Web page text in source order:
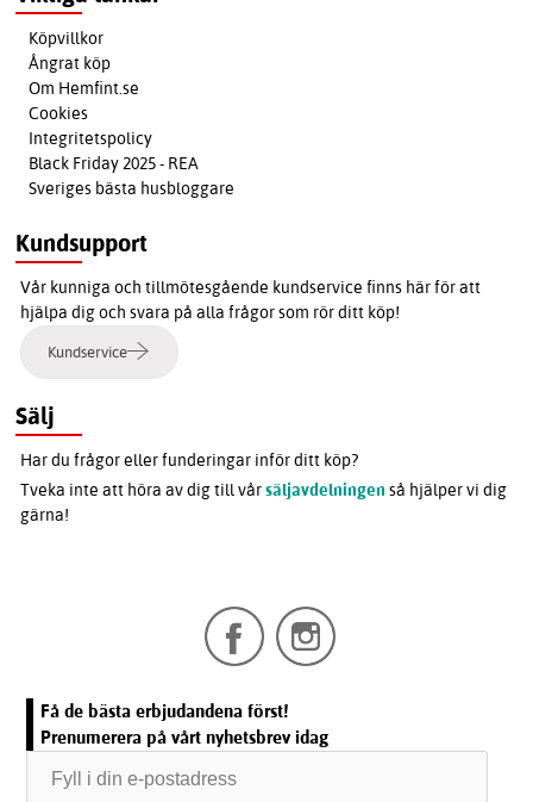
Köpvillkor
Ångrat köp
Om Hemfint.se
Cookies
Integritetspolicy
Black Friday 2025 - REA
Sveriges bästa husbloggare
Kundsupport
Vår kunniga och tillmötesgående kundservice finns här för att
hjälpa dig och svara på alla frågor som rör ditt köp!
Kundservice
Sälj
Har du frågor eller funderingar inför ditt köp?
Tveka inte att höra av dig till vårsäljavdelningen så hjälper vi dig
gärna!
Få de bästa erbjudandena först!
Prenumerera på vårt nyhetsbrev idag